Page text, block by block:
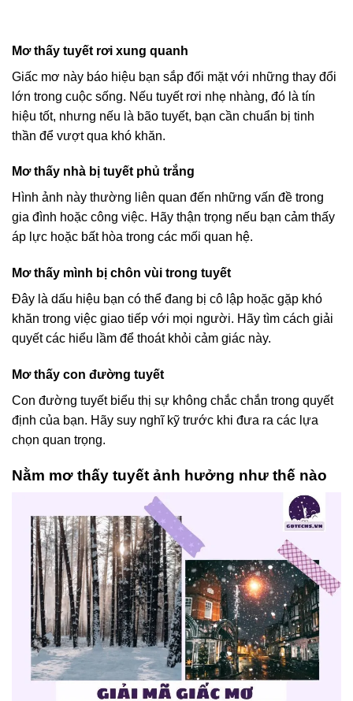
Mơ thấy tuyết rơi xung quanh
Giấc mơ này báo hiệu bạn sắp đối mặt với những thay đổi
lớn trong cuộc sống. Nếu tuyết rơi nhẹ nhàng, đó là tín
hiệu tốt, nhưng nếu là bão tuyết, bạn cần chuẩn bị tinh
thần để vượt qua khó khăn.
Mơ thấy nhà bị tuyết phủ trắng
Hình ảnh này thường liên quan đến những vấn đề trong
gia đình hoặc công việc. Hãy thận trọng nếu bạn cảm thấy
áp lực hoặc bất hòa trong các mối quan hệ.
Mơ thấy mình bị chôn vùi trong tuyết
Đây là dấu hiệu bạn có thể đang bị cô lập hoặc gặp khó
khăn trong việc giao tiếp với mọi người. Hãy tìm cách giải
quyết các hiểu lầm để thoát khỏi cảm giác này.
Mơ thấy con đường tuyết
Con đường tuyết biểu thị sự không chắc chắn trong quyết
định của bạn. Hãy suy nghĩ kỹ trước khi đưa ra các lựa
chọn quan trọng.
Nằm mơ thấy tuyết ảnh hưởng như thế nào